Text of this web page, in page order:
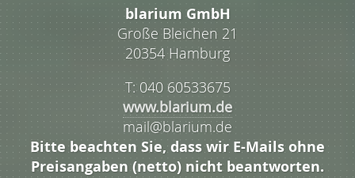
blarium GmbH
Große Bleichen 21
20354 Hamburg
T: 040 60533675
www.blarium.de
mail@blarium.de
Bitte beachten Sie, dass wir E-Mails ohne
Preisangaben (netto) nicht beantworten.